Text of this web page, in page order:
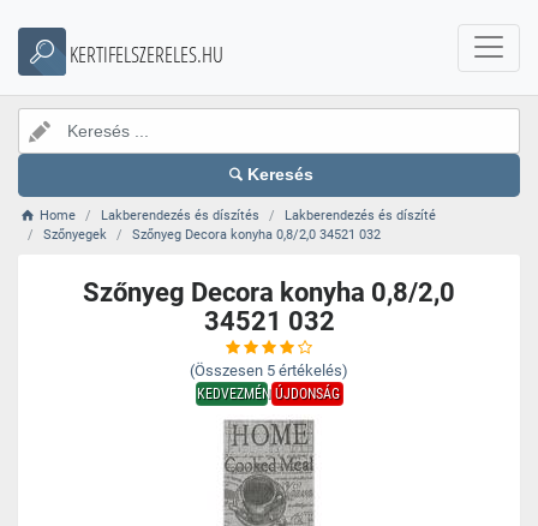
KERTIFELSZERELES.HU
Keresés
Home Lakberendezés és díszítés
Lakberendezés és díszíté
Szőnyegek
Szőnyeg Decora konyha 0,8/2,0 34521 032
Szőnyeg Decora konyha 0,8/2,0
34521 032
(Összesen 5 értékelés)
KEDVEZMÉNYÚJDONSÁG